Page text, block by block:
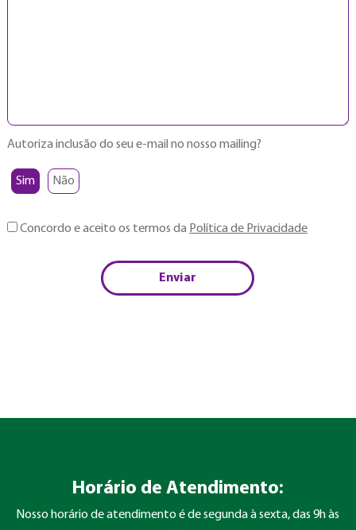
Autoriza inclusão do seu e-mail no nosso mailing?
Sim Não
Concordo e aceito os termos da Política de Privacidade
Horário de Atendimento:
Nosso horário de atendimento é de segunda à sexta, das 9h às